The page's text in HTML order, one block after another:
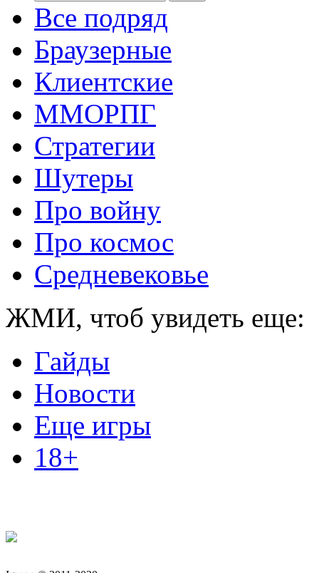
Все подряд
Браузерные
Клиентские
ММОРПГ
Стратегии
Шутеры
Про войну
Про космос
Средневековье
ЖМИ, чтоб увидеть еще:
Гайды
Новости
Еще игры
18+